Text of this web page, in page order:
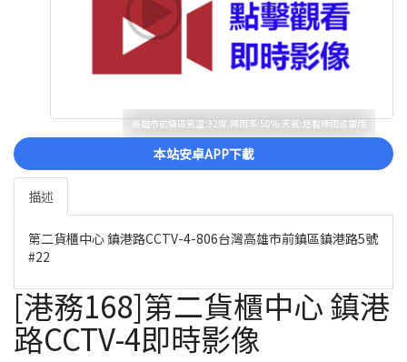
高雄市前鎮區氣溫:32度.降雨率:50%.天氣:短暫陣雨或雷雨
本站安卓APP下載
描述
第二貨櫃中心 鎮港路CCTV-4-806台灣高雄市前鎮區鎮港路5號
#22
[港務168]第二貨櫃中心 鎮港
路CCTV-4即時影像